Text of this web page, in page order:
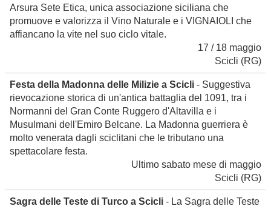
Arsura Sete Etica, unica associazione siciliana che
promuove e valorizza il Vino Naturale e i VIGNAIOLI che
affiancano la vite nel suo ciclo vitale.
17 / 18 maggio
Scicli (RG)
Festa della Madonna delle Milizie a Scicli - Suggestiva
rievocazione storica di un'antica battaglia del 1091, tra i
Normanni del Gran Conte Ruggero d'Altavilla e i
Musulmani dell'Emiro Belcane. La Madonna guerriera è
molto venerata dagli sciclitani che le tributano una
spettacolare festa.
Ultimo sabato mese di maggio
Scicli (RG)
Sagra delle Teste di Turco a Scicli - La Sagra delle Teste